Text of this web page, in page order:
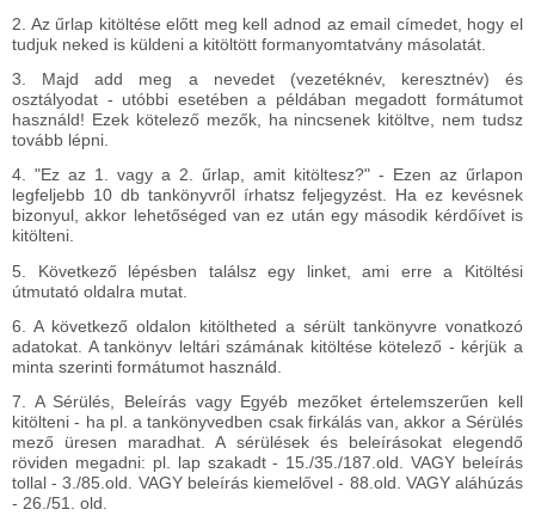
2. Az űrlap kitöltése előtt meg kell adnod az email címedet, hogy el
tudjuk neked is küldeni a kitöltött formanyomtatvány másolatát.
3. Majd add meg a nevedet (vezetéknév, keresztnév) és
osztályodat - utóbbi esetében a példában megadott formátumot
használd! Ezek kötelező mezők, ha nincsenek kitöltve, nem tudsz
tovább lépni.
4. "Ez az 1. vagy a 2. űrlap, amit kitöltesz?" - Ezen az űrlapon
legfeljebb 10 db tankönyvről írhatsz feljegyzést. Ha ez kevésnek
bizonyul, akkor lehetőséged van ez után egy második kérdőívet is
kitölteni.
5. Következő lépésben találsz egy linket, ami erre a Kitöltési
útmutató oldalra mutat.
6. A következő oldalon kitöltheted a sérült tankönyvre vonatkozó
adatokat. A tankönyv leltári számának kitöltése kötelező - kérjük a
minta szerinti formátumot használd.
7. A Sérülés, Beleírás vagy Egyéb mezőket értelemszerűen kell
kitölteni - ha pl. a tankönyvedben csak firkálás van, akkor a Sérülés
mező üresen maradhat. A sérülések és beleírásokat elegendő
röviden megadni: pl. lap szakadt - 15./35./187.old. VAGY beleírás
tollal - 3./85.old. VAGY beleírás kiemelővel - 88.old. VAGY aláhúzás
- 26./51. old.